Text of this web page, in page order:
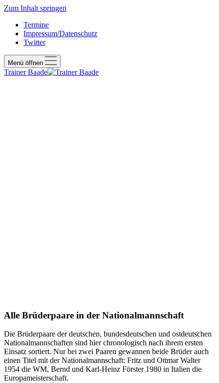
Zum Inhalt springen
Termine
Impressum/Datenschutz
Twitter
Menü öffnen
Trainer Baade
Alle Brüderpaare in der Nationalmannschaft
Die Brüderpaare der deutschen, bundesdeutschen und ostdeutschen
Nationalmannschaften sind hier chronologisch nach ihrem ersten
Einsatz sortiert. Nur bei zwei Paaren gewannen beide Brüder auch
einen Titel mit der Nationalmannschaft: Fritz und Ottmar Walter
1954 die WM, Bernd und Karl-Heinz Förster 1980 in Italien die
Europameisterschaft.